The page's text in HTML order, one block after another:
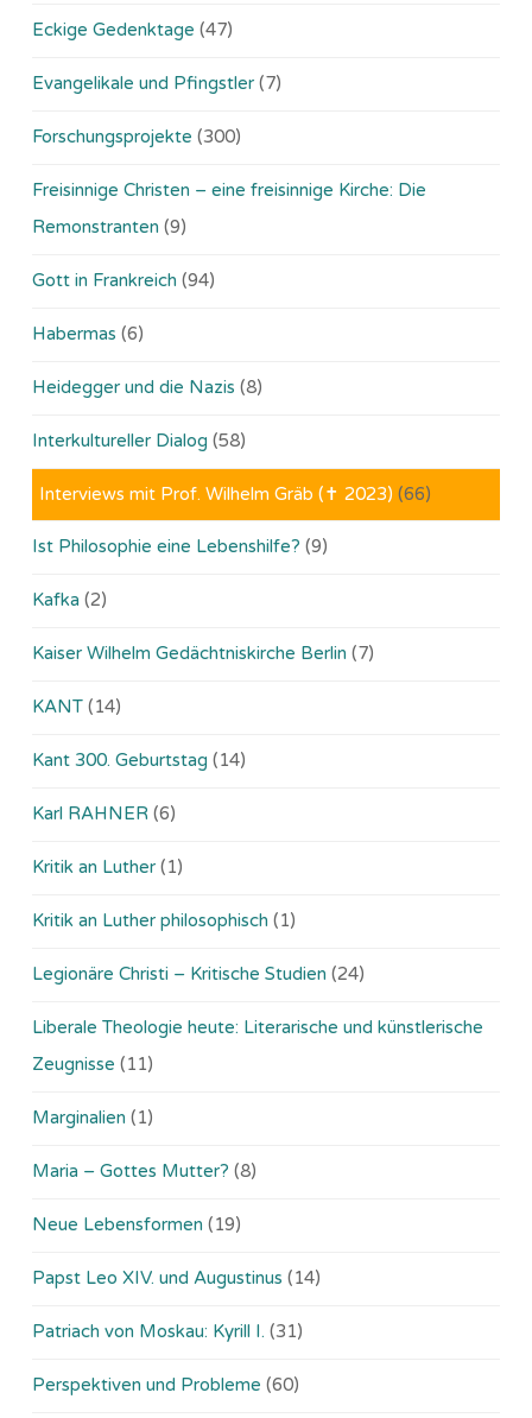
Eckige Gedenktage (47)
Evangelikale und Pfingstler (7)
Forschungsprojekte (300)
Freisinnige Christen – eine freisinnige Kirche: Die
Remonstranten (9)
Gott in Frankreich (94)
Habermas (6)
Heidegger und die Nazis (8)
Interkultureller Dialog (58)
Interviews mit Prof. Wilhelm Gräb (✝ 2023) (66)
Ist Philosophie eine Lebenshilfe? (9)
Kafka (2)
Kaiser Wilhelm Gedächtniskirche Berlin (7)
KANT (14)
Kant 300. Geburtstag (14)
Karl RAHNER (6)
Kritik an Luther (1)
Kritik an Luther philosophisch (1)
Legionäre Christi – Kritische Studien (24)
Liberale Theologie heute: Literarische und künstlerische
Zeugnisse (11)
Marginalien (1)
Maria – Gottes Mutter? (8)
Neue Lebensformen (19)
Papst Leo XIV. und Augustinus (14)
Patriach von Moskau: Kyrill I. (31)
Perspektiven und Probleme (60)